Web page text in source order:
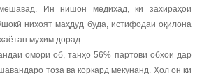
Ин нишон медиҳад, ки захираҳои
ниҳоят маҳдуд буда, истифодаи оқилона
муҳим дорад.
омори об, танҳо 56% партови обҳои дар
тоза ва коркард мекунанд. Ҳол он ки